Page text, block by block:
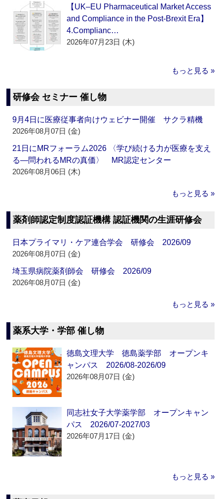
【UK–EU Pharmaceutical Market Access
and Compliance in the Post-Brexit Era】
4.Complianc…
2026年07月23日 (木)
もっと見る »
研修会 セミナー 催し物
9月4日に医療従事者向けウェビナー開催 サクラ精機
2026年08月07日 (金)
21日にMRフォーラム2026 〈学び続ける力が医療を支え
る―問われるMRの真価〉 MR認定センター
2026年08月06日 (木)
もっと見る »
薬剤師認定制度認証機構 認証機関の生涯研修会
日本プライマリ・ケア連合学会 研修会 2026/09
2026年08月07日 (金)
埼玉県病院薬剤師会 研修会 2026/09
2026年08月07日 (金)
もっと見る »
薬系大学・学部 催し物
徳島文理大学 徳島薬学部 オープンキ
ャンパス 2026/08-2026/09
2026年08月07日 (金)
同志社女子大学薬学部 オープンキャン
パス 2026/07-2027/03
2026年07月17日 (金)
もっと見る »